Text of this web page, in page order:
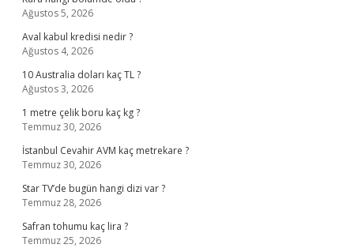
Ağustos 5, 2026
Aval kabul kredisi nedir ?
Ağustos 4, 2026
10 Australia doları kaç TL ?
Ağustos 3, 2026
1 metre çelik boru kaç kg ?
Temmuz 30, 2026
İstanbul Cevahir AVM kaç metrekare ?
Temmuz 30, 2026
Star TV’de bugün hangi dizi var ?
Temmuz 28, 2026
Safran tohumu kaç lira ?
Temmuz 25, 2026